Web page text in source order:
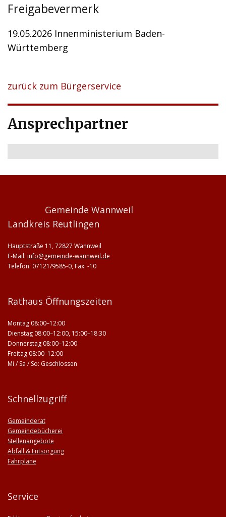
Freigabevermerk
19.05.2026 Innenministerium Baden-
Württemberg
zurück zum Bürgerservice
Ansprechpartner
Gemeinde Wannweil
Landkreis Reutlingen
Hauptstraße 11, 72827 Wannweil
E-Mail: info@gemeinde-wannweil.de
Telefon: 07121/9585-0, Fax: -10
Rathaus Öffnungszeiten
Montag 08:00–12:00
Dienstag 08:00–12:00, 15:00–18:30
Donnerstag 08:00–12:00
Freitag 08:00–12:00
Mi / Sa / So: Geschlossen
Schnellzugriff
Gemeinderat
Gemeindebücherei
Stellenangebote
Abfall & Entsorgung
Fahrpläne
Service